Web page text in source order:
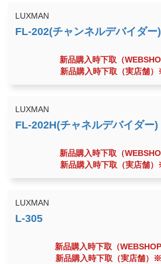
LUXMAN
新品購入時下取（
新品購入時下取（実店舗）
LUXMAN
新品購入時下取（
新品購入時下取（実店舗）
LUXMAN
新品購入時下取（WEBSHOP
新品購入時下取（実店舗）
※